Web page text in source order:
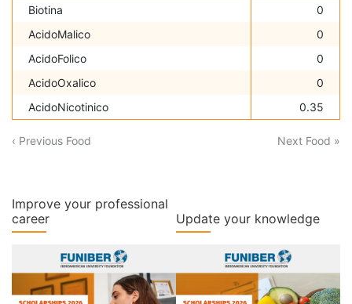
Biotina
0
AcidoMalico
0
AcidoFolico
0
AcidoOxalico
0
AcidoNicotinico
0.35
‹ Previous Food Next Food »
Improve your professional
career
Update your knowledge